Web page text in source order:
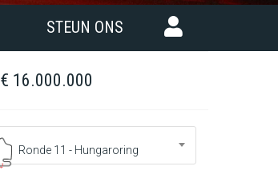
STEUN ONS
€ 16.000.000
Ronde 11 - Hungaroring